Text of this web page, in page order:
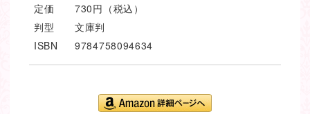
定価
730円（税込）
判型
文庫判
ISBN
9784758094634